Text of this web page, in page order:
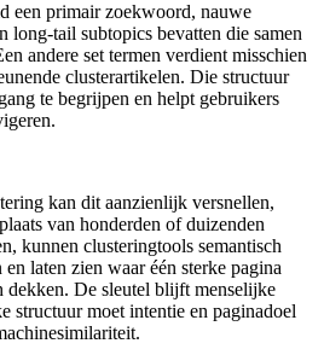
een primair zoekwoord, nauwe
long-tail subtopics bevatten die samen
andere set termen verdient misschien
clusterartikelen. Die structuur
te begrijpen en helpt gebruikers
kan dit aanzienlijk versnellen,
van honderden of duizenden
kunnen clusteringtools semantisch
laten zien waar één sterke pagina
dekken. De sleutel blijft menselijke
structuur moet intentie en paginadoel